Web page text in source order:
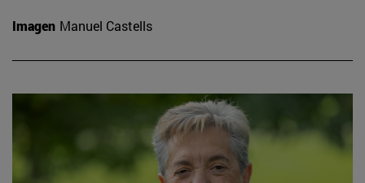
Imagen Manuel Castells